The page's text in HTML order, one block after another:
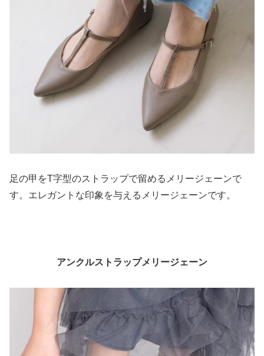
足の甲をT字型のストラップで留めるメリージェーンで
す。エレガントな印象を与えるメリージェーンです。
アンクルストラップメリージェーン